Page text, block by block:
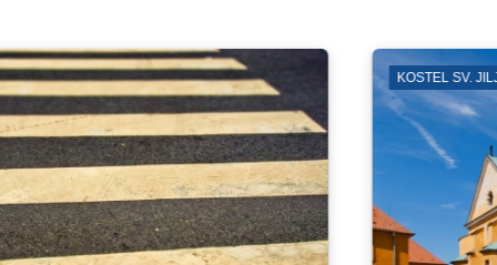
KOSTEL SV. JILJÍ